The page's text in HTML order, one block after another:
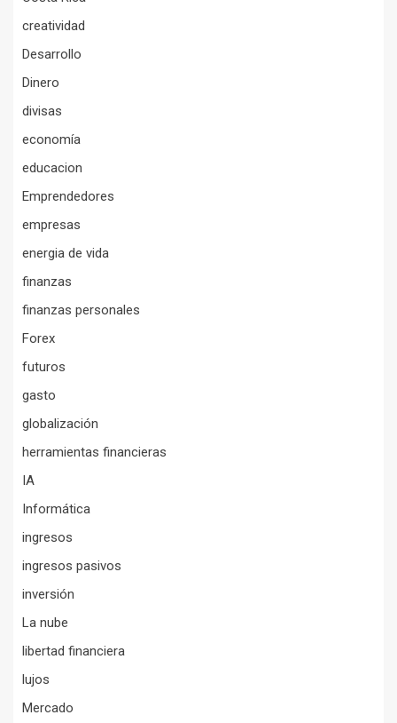
creatividad
Desarrollo
Dinero
divisas
economía
educacion
Emprendedores
empresas
energia de vida
finanzas
finanzas personales
Forex
futuros
gasto
globalización
herramientas financieras
IA
Informática
ingresos
ingresos pasivos
inversión
La nube
libertad financiera
lujos
Mercado